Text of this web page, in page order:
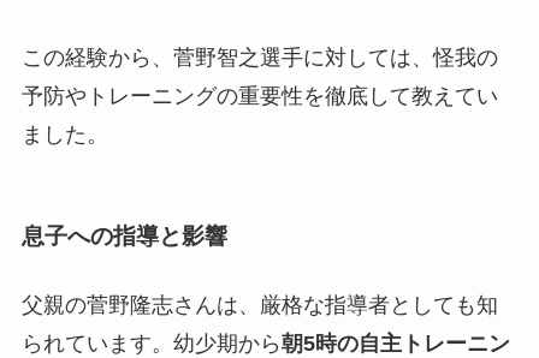
この経験から、菅野智之選手に対しては、怪我の
予防やトレーニングの重要性を徹底して教えてい
ました。
息子への指導と影響
父親の菅野隆志さんは、厳格な指導者としても知
られています。幼少期から朝5時の自主トレーニン